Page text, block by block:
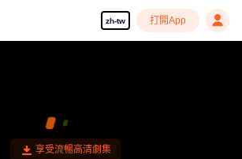
zh-tw 打開App
享受流暢高清劇集